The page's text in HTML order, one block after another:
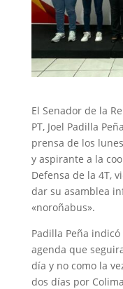
El Senador de la
PT, Joel Padilla
prensa de los
y aspirante a la
Defensa de la 4T,
dar su asamblea
«noroñabus».
Padilla Peña
agenda que
día y no como la
dos días por